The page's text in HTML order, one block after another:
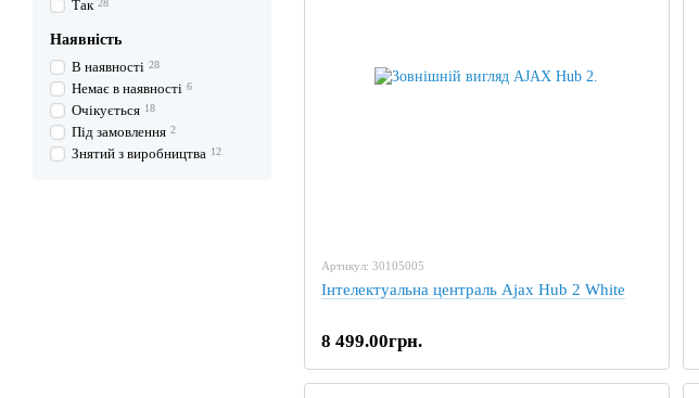
Артикул: 30105005
Інтелектуальна централь Ajax Hub 2 White
8 499.00грн.
Так 28
Наявність
В наявності 28
Немає в наявності 6
Очікується 18
Під замовлення 2
Знятий з виробництва 12